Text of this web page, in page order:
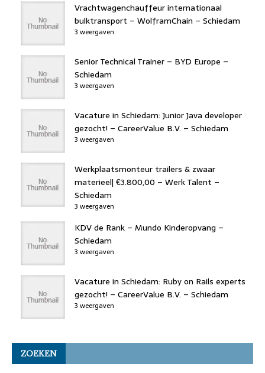
Vrachtwagenchauffeur internationaal
bulktransport – WolframChain – Schiedam
3 weergaven
Senior Technical Trainer – BYD Europe –
Schiedam
3 weergaven
Vacature in Schiedam: Junior Java developer
gezocht! – CareerValue B.V. – Schiedam
3 weergaven
Werkplaatsmonteur trailers & zwaar
materieel| €3.800,00 – Werk Talent –
Schiedam
3 weergaven
KDV de Rank – Mundo Kinderopvang –
Schiedam
3 weergaven
Vacature in Schiedam: Ruby on Rails experts
gezocht! – CareerValue B.V. – Schiedam
3 weergaven
ZOEKEN